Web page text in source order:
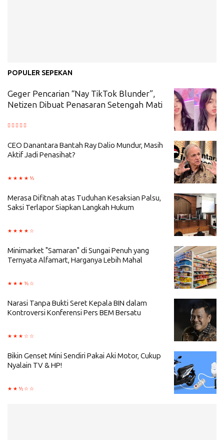
POPULER SEPEKAN
Geger Pencarian “Nay TikTok Blunder”,
Netizen Dibuat Penasaran Setengah Mati
CEO Danantara Bantah Ray Dalio Mundur, Masih
Aktif Jadi Penasihat?
Merasa Difitnah atas Tuduhan Kesaksian Palsu,
Saksi Terlapor Siapkan Langkah Hukum
Minimarket "Samaran" di Sungai Penuh yang
Ternyata Alfamart, Harganya Lebih Mahal
Narasi Tanpa Bukti Seret Kepala BIN dalam
Kontroversi Konferensi Pers BEM Bersatu
Bikin Genset Mini Sendiri Pakai Aki Motor, Cukup
Nyalain TV & HP!